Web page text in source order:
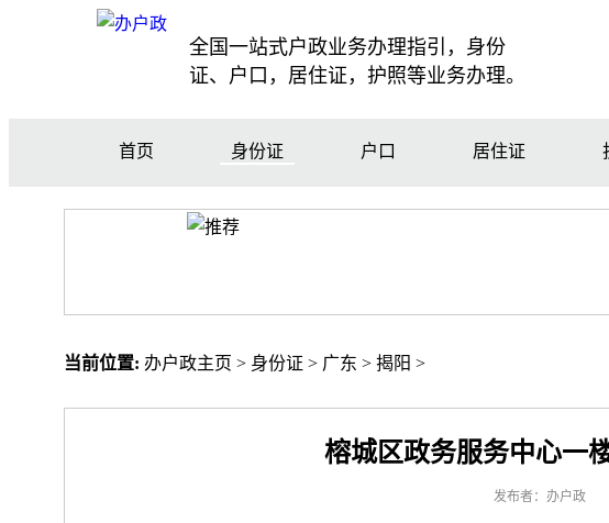
全国一站式户政业务办理指引，身份
证、户口，居住证，护照等业务办理。
首页 身份证 户口 居住证
当前位置: 办户政主页 > 身份证 > 广东 > 揭阳 >
榕城区政务服务中心一
发布者：办户政